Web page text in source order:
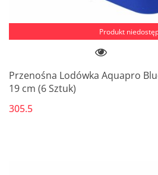
Produkt
Przenośna Lodówka Aquapro
19 cm (6 Sztuk)
305.5